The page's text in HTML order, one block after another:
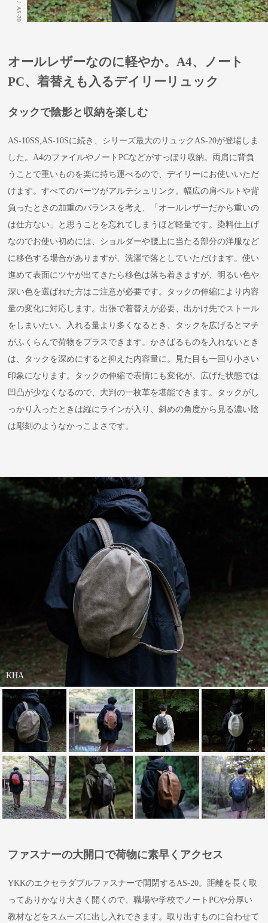
/
AS-20
オールレザーなのに軽やか。A4、ノート
PC、着替えも入るデイリーリュック
タックで陰影と収納を楽しむ
AS-10SS,AS-10Sに続き、シリーズ最大のリュックAS-20が登場しま
した。A4のファイルやノートPCなどがすっぽり収納。両肩に背負
うことで重いものを楽に持ち運べるので、デイリーにお使いいただ
けます。すべてのパーツがアルテシュリンク。幅広の肩ベルトや背
負ったときの加重のバランスを考え、「オールレザーだから重いの
は仕方ない」と思うことを忘れてしまうほど軽量です。染料仕上げ
なのでお使い初めには、ショルダーや腰上に当たる部分の洋服など
に移色する場合がありますが、洗濯で落としていただけます。使い
進めて表面にツヤが出てきたら移色は落ち着きますが、明るい色や
深い色を選ばれた方はご注意が必要です。タックの伸縮により内容
量の変化に対応します。出張で着替えが必要、出かけ先でストール
をしまいたい。入れる量より多くなるとき、タックを広げるとマチ
がふくらんで荷物をプラスできます。かさばるものを入れないとき
は、タックを深めにすると抑えた内容量に。見た目も一回り小さい
印象になります。タックの伸縮で表情にも変化が。広げた状態では
凹凸が少なくなるので、大判の一枚革を堪能できます。タックがし
っかり入ったときは縦にラインが入り、斜めの角度から見る濃い陰
は彫刻のようなかっこよさです。
KHA
ファスナーの大開口で荷物に素早くアクセス
YKKのエクセラダブルファスナーで開閉するAS-20。距離を長く取
ってありかなり大きく開くので、職場や学校でノートPCや分厚い
教材などをスムーズに出し入れできます。取り出すものに合わせて